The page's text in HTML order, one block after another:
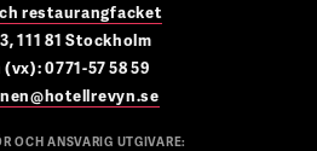
restaurangfacket
111 81 Stockholm
0771-57 58 59
OCH ANSVARIG UTGIVARE: